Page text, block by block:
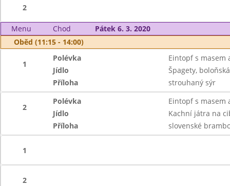
2
Menu Chod
Pátek 6. 3. 2020
Oběd (11:15 - 14:00)
1
Polévka
Eintopf s masem
Jídlo
Špagety,
Příloha
strouhaný sýr
2
Polévka
Eintopf s masem
Jídlo
Kachní játra na
Příloha
slovenské
1
2